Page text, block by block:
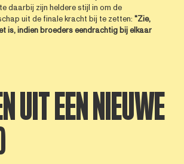
daarbij zijn heldere stijl in om de
uit de finale kracht bij te zetten: "Zie,
is, indien broeders eendrachtig bij elkaar
UIT EEN NIEUWE